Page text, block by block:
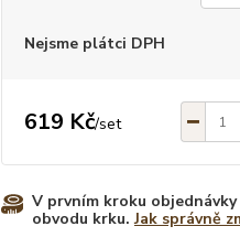
Nejsme plátci DPH
619 Kč/set
V prvním kroku
obvodu krku.Jak správně